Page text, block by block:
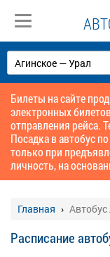
Билеты на сайте
электронных
отправления рейса.
Посадка в автобус
только при
личность, на
Главная Автобус
Расписание